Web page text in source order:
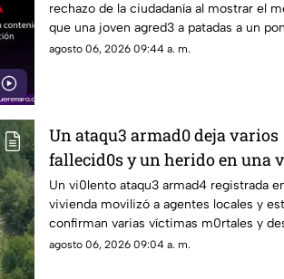
rechazo de la ciudadanía al mostrar el
que una joven agred3 a patadas a un
agosto 06, 2026 09:44 a. m.
Un ataqu3 armad0 deja varios
fallecid0s y un herido en una
esto es lo que han confirmado
autoridades
Un vi0lento ataqu3 armad4 registrada
vivienda movilizó a agentes locales y
confirman varias víctimas m0rtales y
peligro activo
agosto 06, 2026 09:04 a. m.